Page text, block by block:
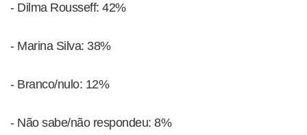
- Dilma Rousseff: 42%
- Marina Silva: 38%
- Branco/nulo: 12%
- Não sabe/não respondeu: 8%